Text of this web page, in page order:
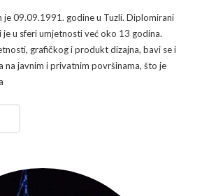
je 09.09.1991. godine u Tuzli. Diplomirani
u sferi umjetnosti već oko 13 godina.
grafičkog i produkt dizajna, bavi se i
na javnim i privatnim površinama, što je